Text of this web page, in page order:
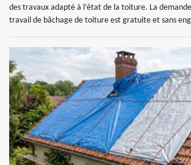
des travaux adapté à l’état de la toiture. La
travail de bâchage de toiture est gratuite et sans